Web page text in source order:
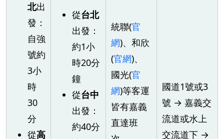
北出
發：
自強
號約
3小
時
30
分
從高
從台北
出發：
約1小
時20分
鐘
從台中
出發：
約40分
統聯(官
網)、和欣
(官網)、
國光(官
網)等客運
皆有嘉義
直達班
國道1號或3
號 → 嘉義交
流道或水上
交流道下 →